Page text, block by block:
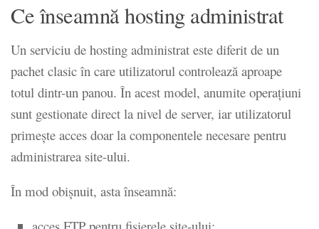
Ce înseamnă hosting administrat
Un serviciu de hosting administrat este diferit de un
pachet clasic în care utilizatorul controlează aproape
totul dintr-un panou. În acest model, anumite operațiuni
sunt gestionate direct la nivel de server, iar utilizatorul
primește acces doar la componentele necesare pentru
administrarea site-ului.
În mod obișnuit, asta înseamnă:
acces FTP pentru fișierele site-ului;